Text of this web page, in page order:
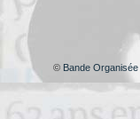
© Bande Organisée